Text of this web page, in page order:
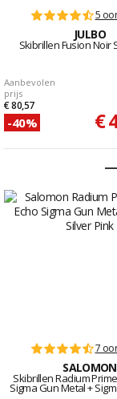
5
JULBO
Skibrillen Fusion Noir
Aanbevolen
prijs
€ 80,57
-40% €
7
SALOMON
Skibrillen Radium
Sigma Gun Metal +